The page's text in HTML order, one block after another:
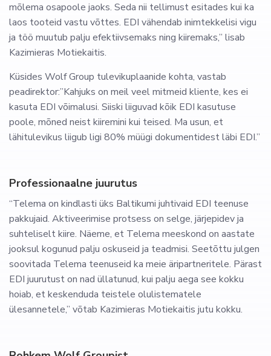
mõlema osapoole jaoks. Seda nii tellimust esitades kui ka
laos tooteid vastu võttes. EDI vähendab inimtekkelisi vigu
ja töö muutub palju efektiivsemaks ning kiiremaks,” lisab
Kazimieras Motiekaitis.
Küsides Wolf Group tulevikuplaanide kohta, vastab
peadirektor:”Kahjuks on meil veel mitmeid kliente, kes ei
kasuta EDI võimalusi. Siiski liiguvad kõik EDI kasutuse
poole, mõned neist kiiremini kui teised. Ma usun, et
lähitulevikus liigub ligi 80% müügi dokumentidest läbi EDI.”
Professionaalne juurutus
“Telema on kindlasti üks Baltikumi juhtivaid EDI teenuse
pakkujaid. Aktiveerimise protsess on selge, järjepidev ja
suhteliselt kiire. Näeme, et Telema meeskond on aastate
jooksul kogunud palju oskuseid ja teadmisi. Seetõttu julgen
soovitada Telema teenuseid ka meie äripartneritele. Pärast
EDI juurutust on nad üllatunud, kui palju aega see kokku
hoiab, et keskenduda teistele olulistematele
ülesannetele,” võtab Kazimieras Motiekaitis jutu kokku.